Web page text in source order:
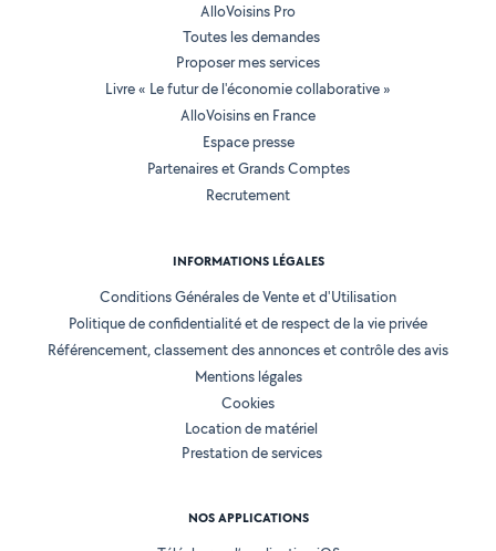
AlloVoisins Pro
Toutes les demandes
Proposer mes services
Livre « Le futur de l'économie collaborative »
AlloVoisins en France
Espace presse
Partenaires et Grands Comptes
Recrutement
INFORMATIONS LÉGALES
Conditions Générales de Vente et d'Utilisation
Politique de confidentialité et de respect de la vie privée
Référencement, classement des annonces et contrôle des avis
Mentions légales
Cookies
Location de matériel
Prestation de services
NOS APPLICATIONS